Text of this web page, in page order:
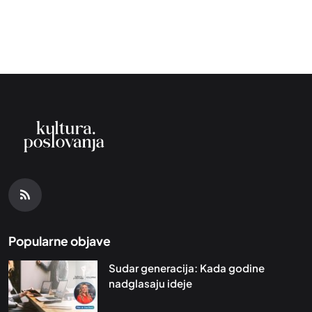
Popularne objave
Sudar generacija: Kada godine
nadglasaju ideje